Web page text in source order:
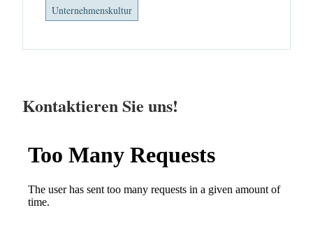
Unternehmenskultur
Kontaktieren Sie uns!